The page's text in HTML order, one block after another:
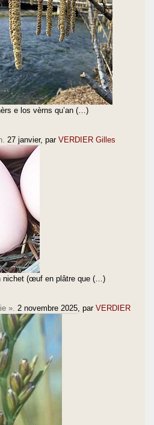
e los vèrns qu’an (…)
27 janvier, par VERDIER Gilles
nichet (œuf en plâtre que (…)
». 2 novembre 2025, par VERDIER